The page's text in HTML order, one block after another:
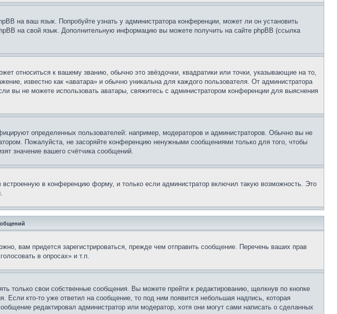
на ваш язык. Попробуйте узнать у администратора конференции, может ли он установить
на свой язык. Дополнительную информацию вы можете получить на сайте phpBB (ссылка
относиться к вашему званию, обычно это звёздочки, квадратики или точки, указывающие на то,
известно как «аватара» и обычно уникальна для каждого пользователя. От администратора
вы не можете использовать аватары, свяжитесь с администратором конференции для выяснения
определенных пользователей: например, модераторов и администраторов. Обычно вы не
Пожалуйста, не засоряйте конференцию ненужными сообщениями только для того, чтобы
значение вашего счётчика сообщений.
встроенную в конференцию форму, и только если администратор включил такую возможность. Это
вам придется зарегистрироваться, прежде чем отправить сообщение. Перечень ваших прав
в опросах» и т.п.
только свои собственные сообщения. Вы можете прейти к редактированию, щелкнув по кнопке
Если кто-то уже ответил на сообщение, то под ним появится небольшая надпись, которая
редактировал администратор или модератор, хотя они могут сами написать о сделанных